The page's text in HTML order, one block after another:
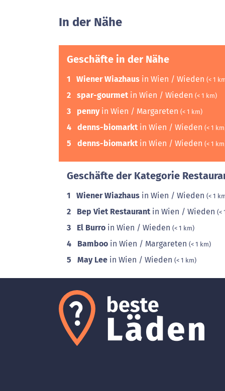
In der Nähe
Geschäfte in der Nähe
1 Wiener Wiazhaus in Wien / Wieden (< 1
2 spar-gourmet in Wien / Wieden (< 1 km)
3 pennyin Wien / Margareten (< 1 km)
4 denns-biomarkt in Wien / Wieden (< 1
5 denns-biomarkt in Wien / Wieden (< 1
Geschäfte der Kategorie
1 Wiener Wiazhaus in Wien / Wieden (< 1
2 Bep Viet Restaurant in Wien / Wieden (<
3 El Burro in Wien / Wieden (< 1 km)
4 Bamboo in Wien / Margareten (< 1 km)
5 May Lee in Wien / Wieden (< 1 km)